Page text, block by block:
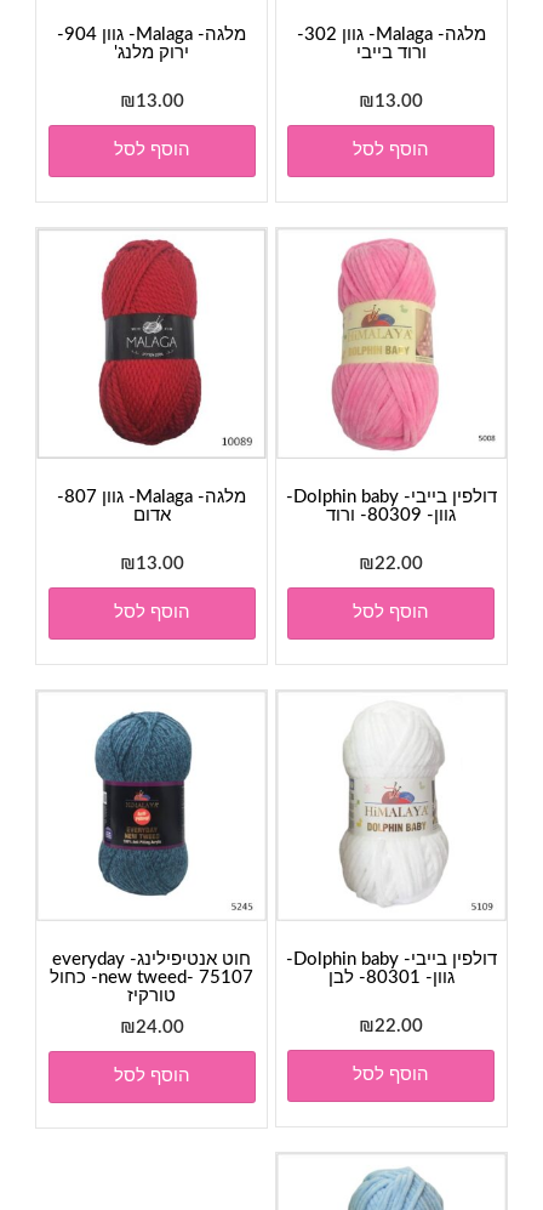
מלגה- Malaga- גוון 904-
ירוק מלנג'
₪13.00
הוסף לסל
מלגה- Malaga- גוון 302-
ורוד בייבי
₪13.00
הוסף לסל
מלגה- Malaga- גוון 807-
אדום
₪13.00
הוסף לסל
דולפין בייבי- Dolphin baby-
גוון- 80309- ורוד
₪22.00
הוסף לסל
חוט אנטיפילינג- everyday
new tweed- 75107- כחול
טורקיז
₪24.00
הוסף לסל
דולפין בייבי- Dolphin baby-
גוון- 80301- לבן
₪22.00
הוסף לסל